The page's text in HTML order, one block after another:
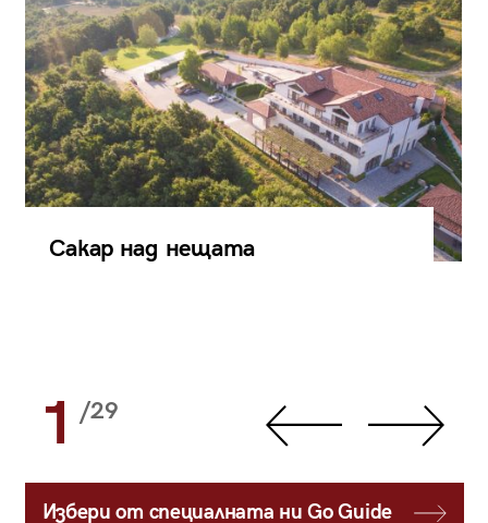
Сакар над нещата
1 /29
Избери от специалната ни Go Guide